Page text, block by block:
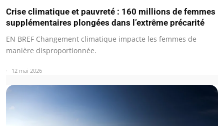
Crise climatique et pauvreté : 160 millions de femmes
supplémentaires plongées dans l’extrême précarité
EN BREF Changement climatique impacte les femmes de
manière disproportionnée.
12 mai 2026